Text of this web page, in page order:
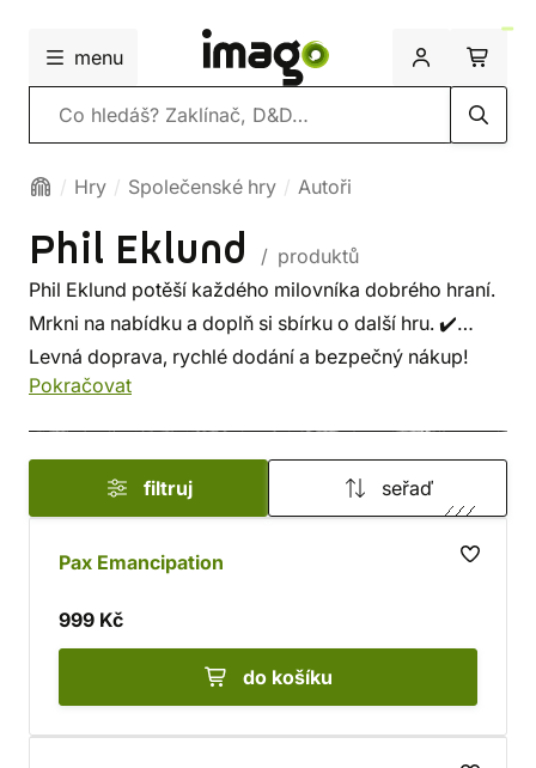
menu
Vyhledávání
Hry Společenské hry Autoři
Phil Eklund
/ produktů
Phil Eklund potěší každého milovníka dobrého hraní.
Mrkni na nabídku a doplň si sbírku o další hru. ✔️
Levná doprava, rychlé dodání a bezpečný nákup!
Pokračovat
filtruj seřaď
Pax Emancipation
999 Kč
do košíku